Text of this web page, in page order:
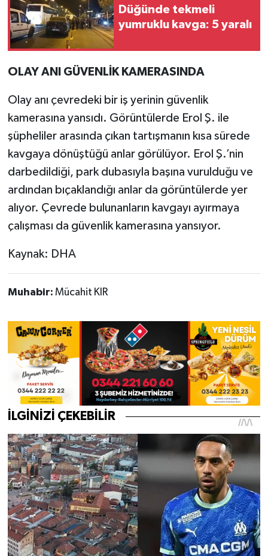
Düğünde tekmeli
yumruklu kavga: 5 yaralı
OLAY ANI GÜVENLİK KAMERASINDA
Olay anı çevredeki bir iş yerinin güvenlik
kamerasına yansıdı. Görüntülerde Erol Ş. ile
şüpheliler arasında çıkan tartışmanın kısa sürede
kavgaya dönüştüğü anlar görülüyor. Erol Ş.’nin
darbedildiği, park dubasıyla başına vurulduğu ve
ardından bıçaklandığı anlar da görüntülerde yer
alıyor. Çevrede bulunanların kavgayı ayırmaya
çalışması da güvenlik kamerasına yansıyor.
Kaynak: DHA
Muhabir: Mücahit KIR